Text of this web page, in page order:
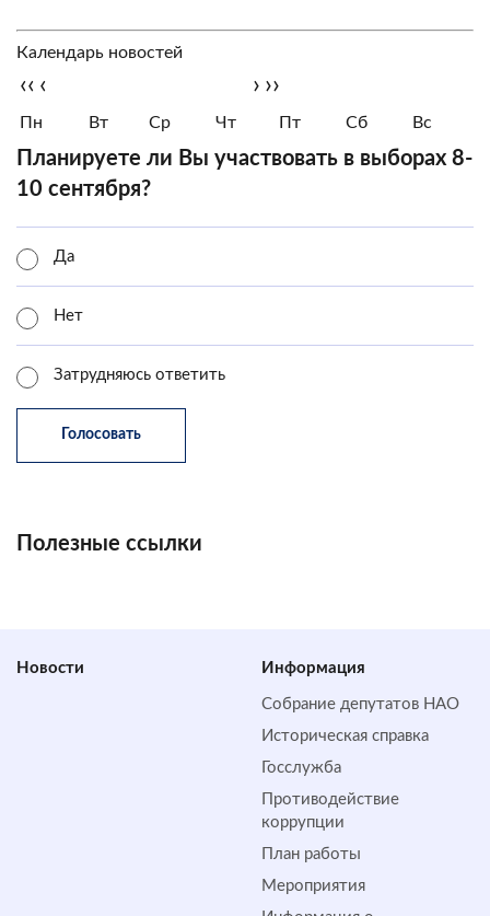
Календарь новостей
‹‹ ‹ › ››
Пн Вт Ср Чт Пт Сб Вс
Планируете ли Вы участвовать в выборах 8-
10 сентября?
Да
Нет
Затрудняюсь ответить
Полезные ссылки
Новости Информация
Собрание депутатов НАО
Историческая справка
Госслужба
Противодействие
коррупции
План работы
Мероприятия